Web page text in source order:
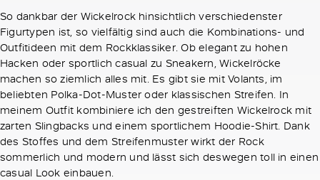
So dankbar der Wickelrock hinsichtlich verschiedenster
Figurtypen ist, so vielfältig sind auch die Kombinations- und
Outfitideen mit dem Rockklassiker. Ob elegant zu hohen
Hacken oder sportlich casual zu Sneakern, Wickelröcke
machen so ziemlich alles mit. Es gibt sie mit Volants, im
beliebten Polka-Dot-Muster oder klassischen Streifen. In
meinem Outfit kombiniere ich den gestreiften Wickelrock mit
zarten Slingbacks und einem sportlichem Hoodie-Shirt. Dank
des Stoffes und dem Streifenmuster wirkt der Rock
sommerlich und modern und lässt sich deswegen toll in einen
casual Look einbauen.